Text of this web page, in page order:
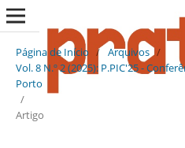
Página de Início / Arquivos /
Vol. 8 N.º 2 (2025): P.PIC'25 -
Porto
/
Artigo